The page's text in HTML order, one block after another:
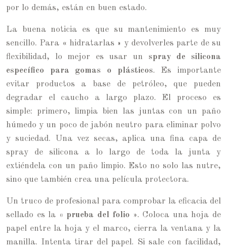
por lo demás, están en buen estado.
La buena noticia es que su mantenimiento es muy
sencillo. Para « hidratarlas » y devolverles parte de su
flexibilidad, lo mejor es usar un spray de silicona
específico para gomas o plásticos. Es importante
evitar productos a base de petróleo, que pueden
degradar el caucho a largo plazo. El proceso es
simple: primero, limpia bien las juntas con un paño
húmedo y un poco de jabón neutro para eliminar polvo
y suciedad. Una vez secas, aplica una fina capa de
spray de silicona a lo largo de toda la junta y
extiéndela con un paño limpio. Esto no solo las nutre,
sino que también crea una película protectora.
Un truco de profesional para comprobar la eficacia del
sellado es la « prueba del folio ». Coloca una hoja de
papel entre la hoja y el marco, cierra la ventana y la
manilla. Intenta tirar del papel. Si sale con facilidad,